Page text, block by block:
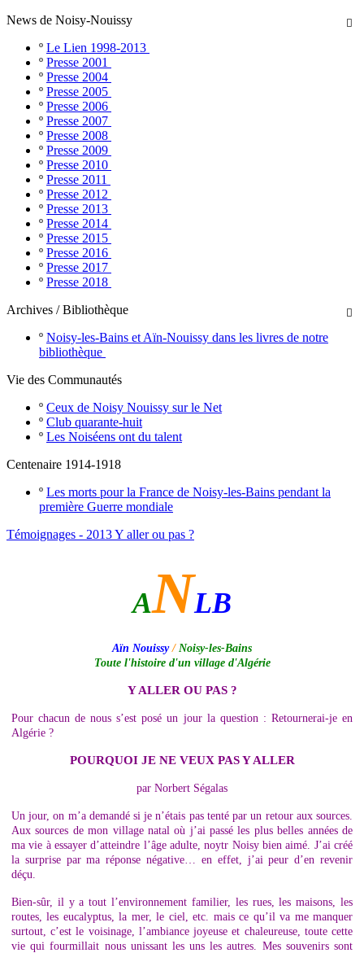

News de Noisy-Nouissy
º Le Lien 1998-2013
º Presse 2001
º Presse 2004
º Presse 2005
º Presse 2006
º Presse 2007
º Presse 2008
º Presse 2009
º Presse 2010
º Presse 2011
º Presse 2012
º Presse 2013
º Presse 2014
º Presse 2015
º Presse 2016
º Presse 2017
º Presse 2018

Archives / Bibliothèque
º Noisy-les-Bains et Aïn-Nouissy dans les livres de notre
bibliothèque
Vie des Communautés
º Ceux de Noisy Nouissy sur le Net
º Club quarante-huit
º Les Noiséens ont du talent
Centenaire 1914-1918
º Les morts pour la France de Noisy-les-Bains pendant la
première Guerre mondiale
Témoignages - 2013 Y aller ou pas ?
ANLB
Aïn Nouissy/ Noisy-les-Bains
Toute l'histoire d'un village d'Algérie
Y ALLER OU PAS ?
Pour chacun de nous s’est posé un jour la question : Retournerai-je en
Algérie ?
POURQUOI JE NE VEUX PAS Y ALLER
par Norbert Ségalas
Un jour, on m’a demandé si je n’étais pas tenté par un retour aux sources.
Aux sources de mon village natal où j’ai passé les plus belles années de
ma vie à essayer d’atteindre l’âge adulte, noytr Noisy bien aimé. J’ai créé
la surprise par ma réponse négative… en effet, j’ai peur d’en revenir
déçu.
Bien-sûr, il y a tout l’environnement familier, les rues, les maisons, les
routes, les eucalyptus, la mer, le ciel, etc. mais ce qu’il va me manquer
surtout, c’est le voisinage, l’ambiance joyeuse et chaleureuse, toute cette
vie qui fourmillait nous unissant les uns les autres. Mes souvenirs sont